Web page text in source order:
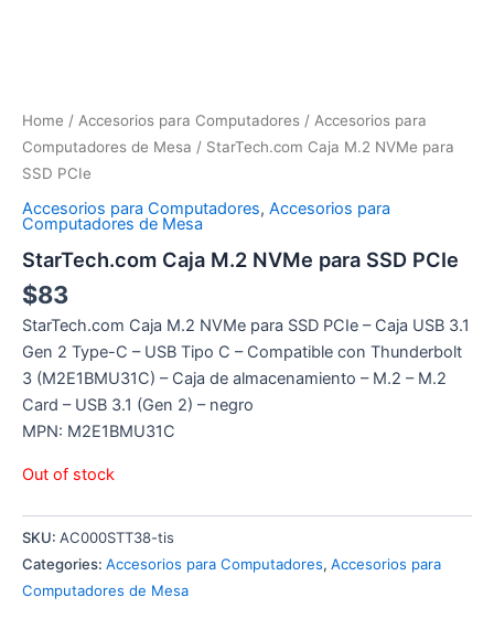
Home / Accesorios para Computadores / Accesorios para
Computadores de Mesa / StarTech.com Caja M.2 NVMe para
SSD PCIe
Accesorios para Computadores, Accesorios para
Computadores de Mesa
StarTech.com Caja M.2 NVMe para SSD PCIe
$83
StarTech.com Caja M.2 NVMe para SSD PCIe – Caja USB 3.1
Gen 2 Type-C – USB Tipo C – Compatible con Thunderbolt
3 (M2E1BMU31C) – Caja de almacenamiento – M.2 – M.2
Card – USB 3.1 (Gen 2) – negro
MPN: M2E1BMU31C
Out of stock
SKU: AC000STT38-tis
Categories: Accesorios para Computadores, Accesorios para
Computadores de Mesa